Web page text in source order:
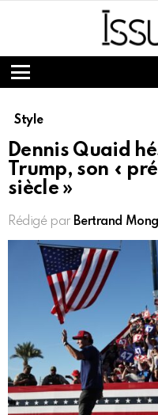
Menu
Style
Dennis Quaid
Trump, son «
siècle »
Rédigé par Bertrand